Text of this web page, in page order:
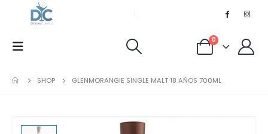
0
SHOP GLENMORANGIE SINGLE MALT 18 AÑOS 700ML